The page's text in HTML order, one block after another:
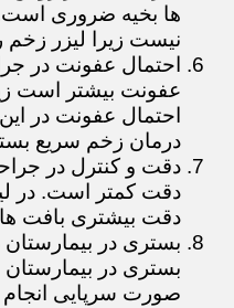
ها بخیه ضروری است.
نیست زیرا لیزر زخم
احتمال عفونت در
عفونت بیشتر است
احتمال عفونت در
درمان زخم سریع
دقت و کنترل در
دقت کمتر است. در
دقت بیشتری بافت
بستری در
بستری در
صورت سرپایی انجام